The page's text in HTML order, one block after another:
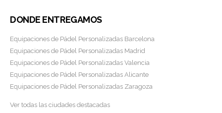
DONDE ENTREGAMOS
Equipaciones de Pádel Personalizadas Barcelona
Equipaciones de Pádel Personalizadas Madrid
Equipaciones de Pádel Personalizadas Valencia
Equipaciones de Pádel Personalizadas Alicante
Equipaciones de Pádel Personalizadas Zaragoza
Ver todas las ciudades destacadas